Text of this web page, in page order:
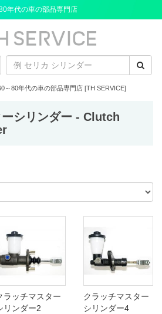
年代の車の部品専門店
～80年代の車の部品専門店 [TH SERVICE]
シリンダー - Clutch
ラッチマスター
リンダー2
クラッチマスター
シリンダー4